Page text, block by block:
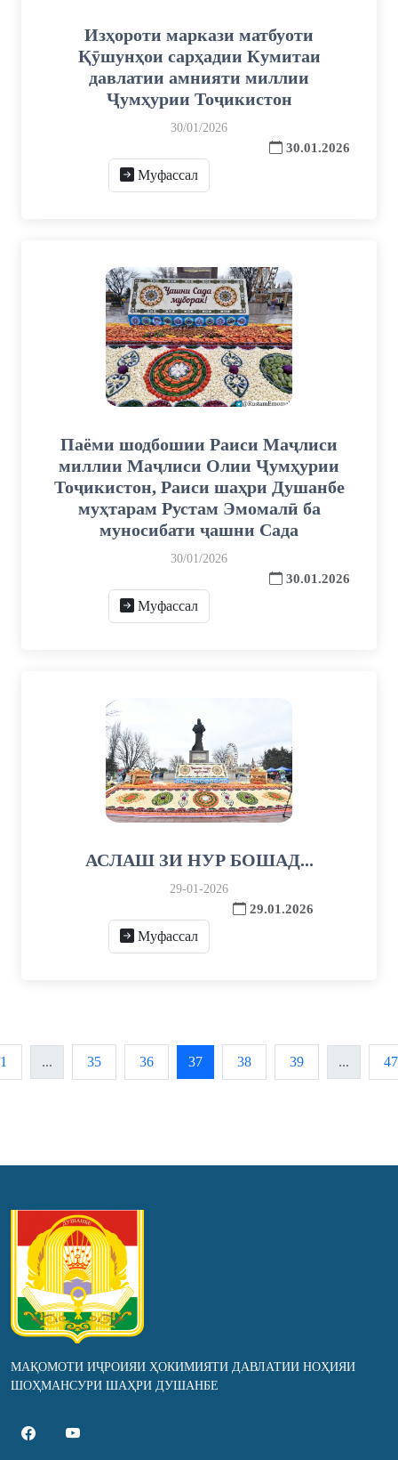
Изҳороти маркази матбуоти
Қӯшунҳои сарҳадии Кумитаи
давлатии амнияти миллии
Ҷумҳурии Тоҷикистон
30/01/2026
30.01.2026
Муфассал
Паёми шодбошии Раиси Маҷлиси
миллии Маҷлиси Олии Ҷумҳурии
Тоҷикистон, Раиси шаҳри Душанбе
муҳтарам Рустам Эмомалӣ ба
муносибати ҷашни Сада
30/01/2026
30.01.2026
Муфассал
АСЛАШ ЗИ НУР БОШАД...
29-01-2026
29.01.2026
Муфассал
1 ... 35 36 37 38 39 ... 47
МАҚОМОТИ ИҶРОИЯИ ҲОКИМИЯТИ ДАВЛАТИИ НОҲИЯИ
ШОҲМАНСУРИ ШАҲРИ ДУШАНБЕ